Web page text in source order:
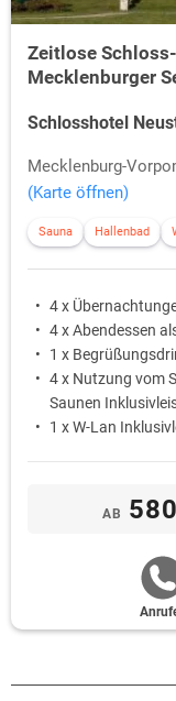
Zeitlose
Mecklenburger
Schlosshotel
Mecklenburg-
(Karte öffnen)
Sauna Hallenbad
4 x
4 x Abendessen
1 x
4 x Nutzung vom
Saunen
1 x W-Lan
AB